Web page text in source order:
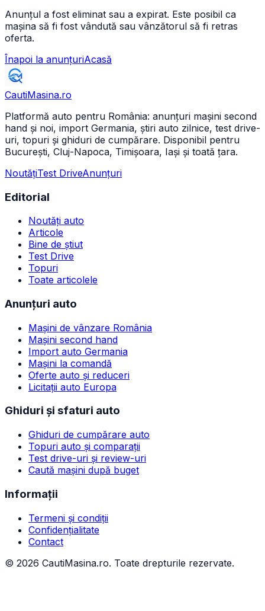
Anunțul a fost eliminat sau a expirat. Este posibil ca
mașina să fi fost vândută sau vânzătorul să fi retras
oferta.
Înapoi la anunțuriAcasă
CautiMasina.ro
Platformă auto pentru România: anunțuri mașini second
hand și noi, import Germania, știri auto zilnice, test drive-
uri, topuri și ghiduri de cumpărare. Disponibil pentru
București, Cluj-Napoca, Timișoara, Iași și toată țara.
NoutățiTest DriveAnunțuri
Editorial
Noutăți auto
Articole
Bine de știut
Test Drive
Topuri
Toate articolele
Anunțuri auto
Mașini de vânzare România
Mașini second hand
Import auto Germania
Mașini la comandă
Oferte auto și reduceri
Licitații auto Europa
Ghiduri și sfaturi auto
Ghiduri de cumpărare auto
Topuri auto și comparații
Test drive-uri și review-uri
Caută mașini după buget
Informații
Termeni și condiții
Confidențialitate
Contact
© 2026 CautiMasina.ro. Toate drepturile rezervate.